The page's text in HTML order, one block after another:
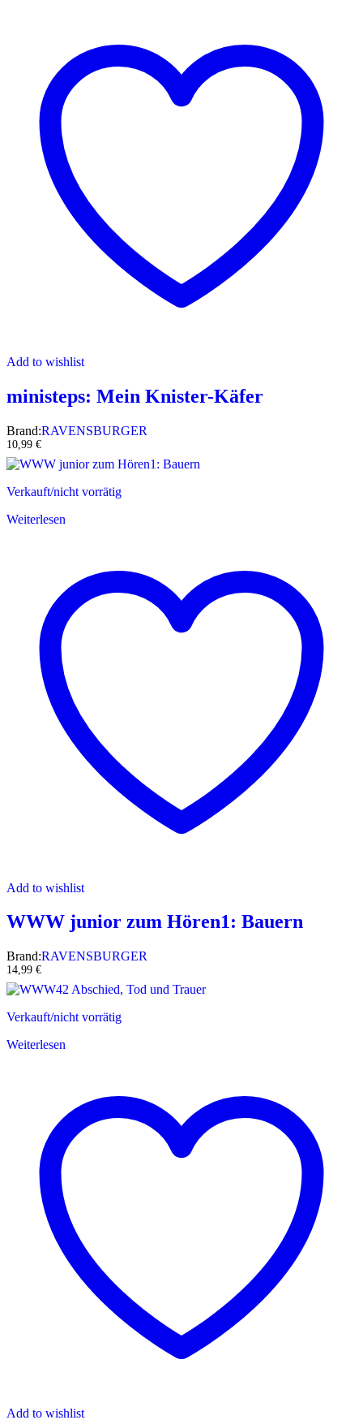
Add to wishlist
ministeps: Mein Knister-Käfer
Brand:RAVENSBURGER
10,99 €
Verkauft/nicht vorrätig
Weiterlesen
Add to wishlist
WWW junior zum Hören1: Bauern
Brand:RAVENSBURGER
14,99 €
Verkauft/nicht vorrätig
Weiterlesen
Add to wishlist